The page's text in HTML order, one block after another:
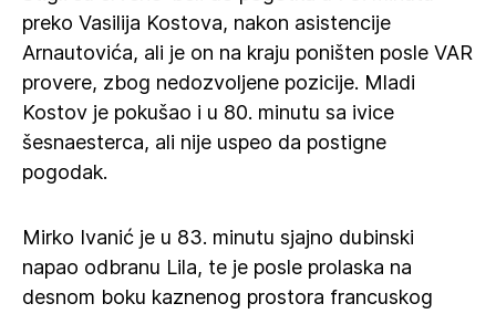
preko Vasilija Kostova, nakon asistencije
Arnautovića, ali je on na kraju poništen posle VAR
provere, zbog nedozvoljene pozicije. Mladi
Kostov je pokušao i u 80. minutu sa ivice
šesnaesterca, ali nije uspeo da postigne
pogodak.
Mirko Ivanić je u 83. minutu sjajno dubinski
napao odbranu Lila, te je posle prolaska na
desnom boku kaznenog prostora francuskog